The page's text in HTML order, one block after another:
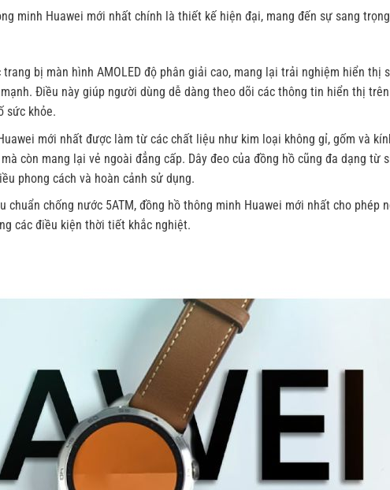
minh Huawei mới nhất chính là thiết kế hiện đại, mang đến sự sang
trang bị màn hình AMOLED độ phân giải cao, mang lại trải nghiệm hiển thị
Điều này giúp người dùng dễ dàng theo dõi các thông tin hiển thị
sức khỏe.
mới nhất được làm từ các chất liệu như kim loại không gỉ, gốm và
còn mang lại vẻ ngoài đẳng cấp. Dây đeo của đồng hồ cũng đa dạng từ
phong cách và hoàn cảnh sử dụng.
chống nước 5ATM, đồng hồ thông minh Huawei mới nhất cho phép
các điều kiện thời tiết khắc nghiệt.